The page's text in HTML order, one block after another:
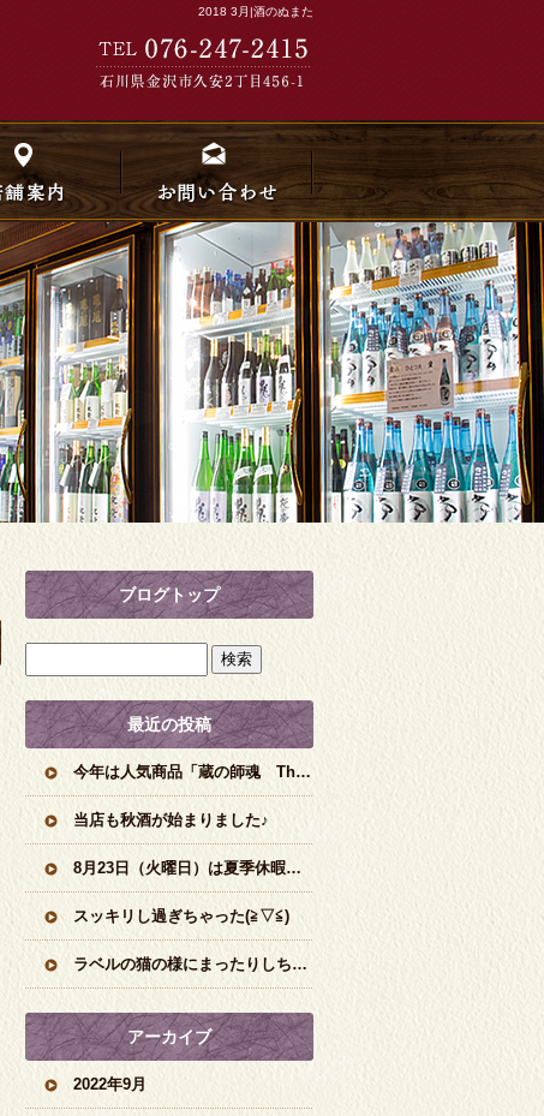
2018 3月|酒のぬまた
ブログトップ
最近の投稿
今年は人気商品「蔵の師魂 The Orange」の新焼酎です♪
当店も秋酒が始まりました♪
8月23日（火曜日）は夏季休暇頂きますm(__)m
スッキリし過ぎちゃった(≧▽≦)
ラベルの猫の様にまったりしちゃう味わいです♪
アーカイブ
2022年9月